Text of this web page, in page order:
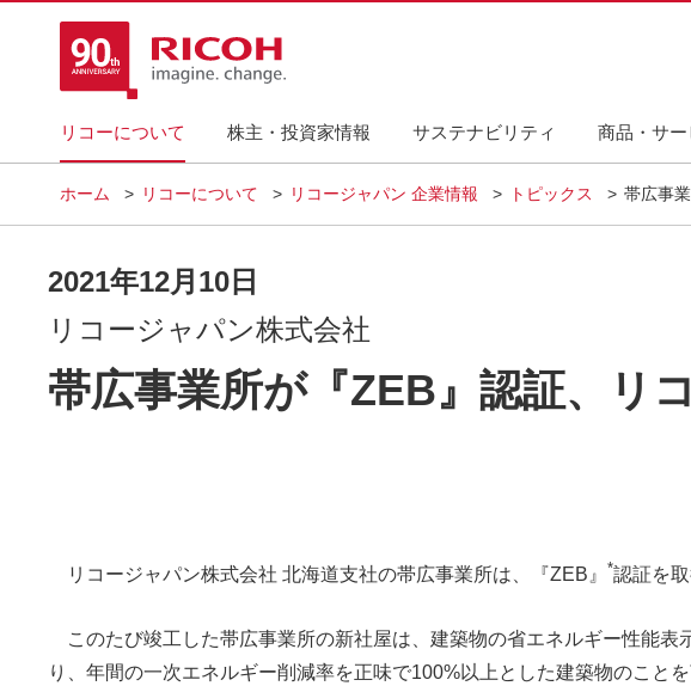
リコーについて 株主・投資家情報 サステナビリティ 商品・サー
ホーム リコーについて リコージャパン 企業情報 トピックス 帯広事
2021年12月10日
リコージャパン株式会社
帯広事業所が『ZEB』認証、リ
リコージャパン株式会社 北海道支社の帯広事業所は、『ZEB』 *認証を
このたび竣工した帯広事業所の新社屋は、建築物の省エネルギー性能
り、年間の一次エネルギー削減率を正味で100%以上とした建築物のこと